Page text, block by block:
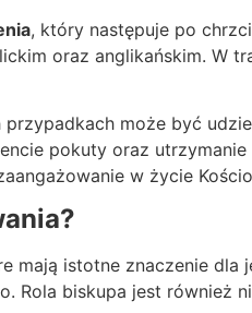
, który następuje po
oraz anglikańskim. W
może być
pokuty oraz
w życie
mają istotne znaczenie dla
Rola biskupa jest również